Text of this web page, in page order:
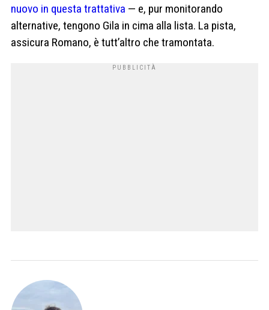
nuovo in questa trattativa — e, pur monitorando
alternative, tengono Gila in cima alla lista. La pista,
assicura Romano, è tutt’altro che tramontata.